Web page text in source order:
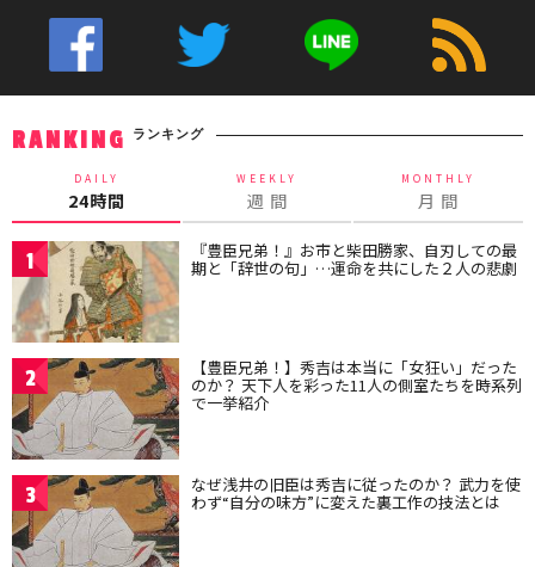
RANKING ランキング
DAILY
24時間
WEEKLY
週 間
MONTHLY
月 間
1 『豊臣兄弟！』お市と柴田勝家、自刃しての最
期と「辞世の句」…運命を共にした２人の悲劇
2 【豊臣兄弟！】秀吉は本当に「女狂い」だった
のか？ 天下人を彩った11人の側室たちを時系列
で一挙紹介
3 なぜ浅井の旧臣は秀吉に従ったのか？ 武力を使
わず“自分の味方”に変えた裏工作の技法とは